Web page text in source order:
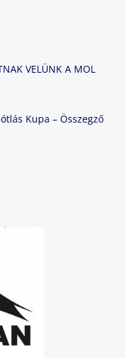
VELÜNK A MOL
Kupa – Összegző